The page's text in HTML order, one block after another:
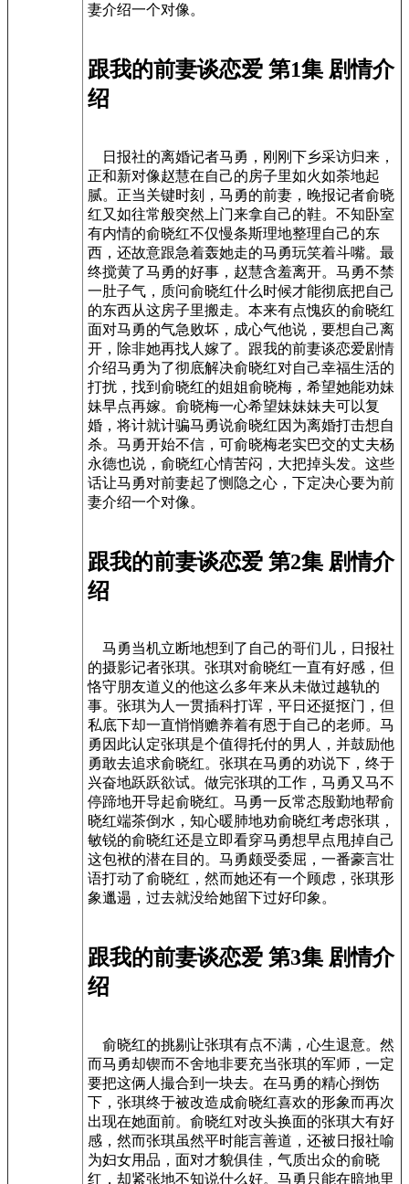
妻介绍一个对像。
跟我的前妻谈恋爱 第1集 剧情介
绍
日报社的离婚记者马勇，刚刚下乡采访归来，
正和新对像赵慧在自己的房子里如火如荼地起
腻。正当关键时刻，马勇的前妻，晚报记者俞晓
红又如往常般突然上门来拿自己的鞋。不知卧室
有内情的俞晓红不仅慢条斯理地整理自己的东
西，还故意跟急着轰她走的马勇玩笑着斗嘴。最
终搅黄了马勇的好事，赵慧含羞离开。马勇不禁
一肚子气，质问俞晓红什么时候才能彻底把自己
的东西从这房子里搬走。本来有点愧疚的俞晓红
面对马勇的气急败坏，成心气他说，要想自己离
开，除非她再找人嫁了。跟我的前妻谈恋爱剧情
介绍马勇为了彻底解决俞晓红对自己幸福生活的
打扰，找到俞晓红的姐姐俞晓梅，希望她能劝妹
妹早点再嫁。俞晓梅一心希望妹妹妹夫可以复
婚，将计就计骗马勇说俞晓红因为离婚打击想自
杀。马勇开始不信，可俞晓梅老实巴交的丈夫杨
永德也说，俞晓红心情苦闷，大把掉头发。这些
话让马勇对前妻起了恻隐之心，下定决心要为前
妻介绍一个对像。
跟我的前妻谈恋爱 第2集 剧情介
绍
马勇当机立断地想到了自己的哥们儿，日报社
的摄影记者张琪。张琪对俞晓红一直有好感，但
恪守朋友道义的他这么多年来从未做过越轨的
事。张琪为人一贯插科打诨，平日还挺抠门，但
私底下却一直悄悄赡养着有恩于自己的老师。马
勇因此认定张琪是个值得托付的男人，并鼓励他
勇敢去追求俞晓红。张琪在马勇的劝说下，终于
兴奋地跃跃欲试。做完张琪的工作，马勇又马不
停蹄地开导起俞晓红。马勇一反常态殷勤地帮俞
晓红端茶倒水，知心暖肺地劝俞晓红考虑张琪，
敏锐的俞晓红还是立即看穿马勇想早点甩掉自己
这包袱的潜在目的。马勇颇受委屈，一番豪言壮
语打动了俞晓红，然而她还有一个顾虑，张琪形
象邋遢，过去就没给她留下过好印象。
跟我的前妻谈恋爱 第3集 剧情介
绍
俞晓红的挑剔让张琪有点不满，心生退意。然
而马勇却锲而不舍地非要充当张琪的军师，一定
要把这俩人撮合到一块去。在马勇的精心捯饬
下，张琪终于被改造成俞晓红喜欢的形象而再次
出现在她面前。俞晓红对改头换面的张琪大有好
感，然而张琪虽然平时能言善道，还被日报社喻
为妇女用品，面对才貌俱佳，气质出众的俞晓
红，却紧张地不知说什么好。马勇只能在暗地里